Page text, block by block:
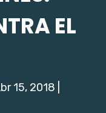
EL
15, 2018